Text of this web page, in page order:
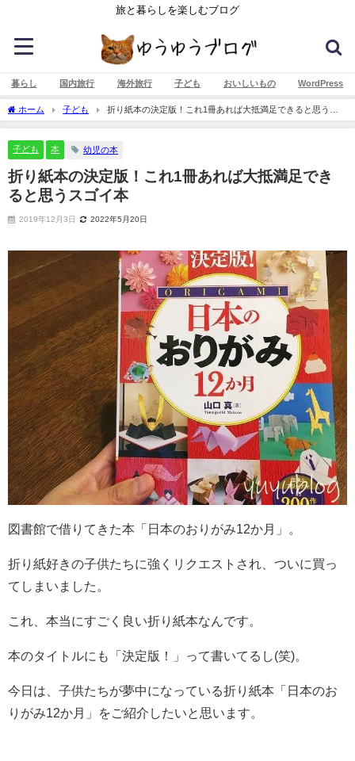
旅と暮らしを楽しむブログ
暮らし 国内旅行 海外旅行 子ども おいしいもの WordPress
ホーム 子ども
折り紙本の決定版！これ1冊あれば大抵満足できると思うス
ゴイ本
子ども 本 幼児の本
折り紙本の決定版！これ1冊あれば大抵満足でき
ると思うスゴイ本
2019年12月3日 2022年5月20日
図書館で借りてきた本「日本のおりがみ12か月」。
折り紙好きの子供たちに強くリクエストされ、ついに買っ
てしまいました。
これ、本当にすごく良い折り紙本なんです。
本のタイトルにも「決定版！」って書いてるし(笑)。
今日は、子供たちが夢中になっている折り紙本「日本のお
りがみ12か月」をご紹介したいと思います。